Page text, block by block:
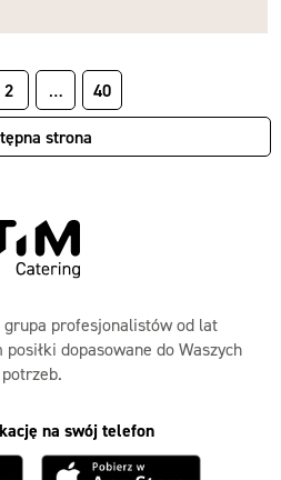
2 … 40
strona
grupa profesjonalistów od lat
dopasowane do Waszych
potrzeb.
na swój telefon